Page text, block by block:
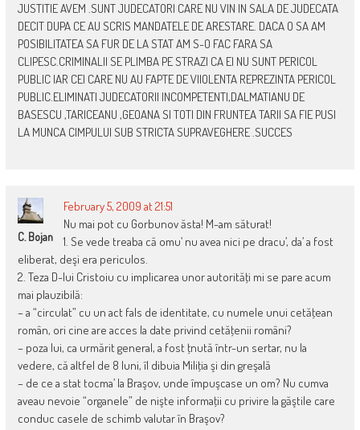
JUSTITIE AVEM .SUNT JUDECATORI CARE NU VIN IN SALA DE JUDECATA
DECIT DUPA CE AU SCRIS MANDATELE DE ARESTARE. DACA O SA AM
POSIBILITATEA SA FUR DE LA STAT AM S-O FAC FARA SA
CLIPESC.CRIMINALII SE PLIMBA PE STRAZI CA EI NU SUNT PERICOL
PUBLIC IAR CEI CARE NU AU FAPTE DE VIIOLENTA REPREZINTA PERICOL
PUBLIC.ELIMINATI JUDECATORII INCOMPETENTI,DALMATIANU DE
BASESCU ,TARICEANU ,GEOANA SI TOTI DIN FRUNTEA TARII SA FIE PUSI
LA MUNCA CIMPULUI SUB STRICTA SUPRAVEGHERE .SUCCES
C. Bojan
February 5, 2009 at 21:51
Nu mai pot cu Gorbunov ăsta! M-am săturat!
1. Se vede treaba că omu’ nu avea nici pe dracu’, da’ a fost
eliberat, deşi era periculos.
2. Teza D-lui Cristoiu cu implicarea unor autorităţi mi se pare acum
mai plauzibilă:
– a “circulat” cu un act fals de identitate, cu numele unui cetăţean
român, ori cine are acces la date privind cetăţenii români?
– poza lui, ca urmărit general, a fost ţnută într-un sertar, nu la
vedere, că altfel de 8 luni, îl dibuia Miliţia şi din greşală
– de ce a stat tocma’ la Braşov, unde împuşcase un om? Nu cumva
aveau nevoie “organele” de nişte informaţii cu privire la găştile care
conduc casele de schimb valutar în Braşov?